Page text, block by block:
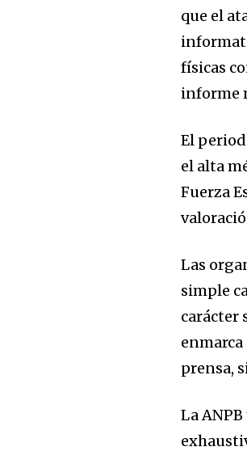
Join
of
the
won't spam
que el
físicas
informe
El
el alta
Fuerza
Las
simple
carácter
prensa,
La